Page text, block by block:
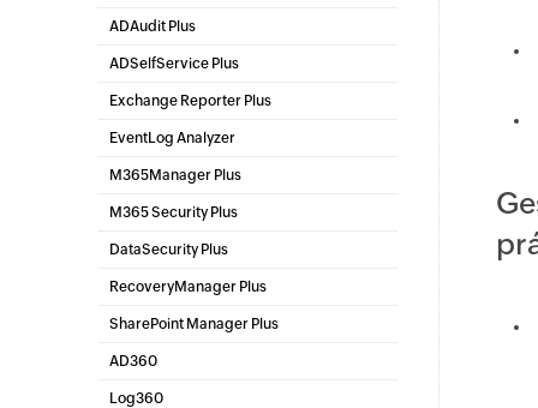
ADAudit Plus
Auditoría de Active Directory en tiempo real y
UBA
ADSelfService Plus
Administración de contraseñas mediante
autoservicio
Exchange Reporter Plus
Auditoría e informes de Exchange Server
EventLog Analyzer
Análisis e informes de logs en tiempo real
M365Manager Plus
M365 Security Plus
DataSecurity Plus
Auditoría del servidor de archivos y
descubrimiento de datos
RecoveryManager Plus
Herramienta de respaldo y recuperación
empresarial
SharePoint Manager Plus
AD360
Log360